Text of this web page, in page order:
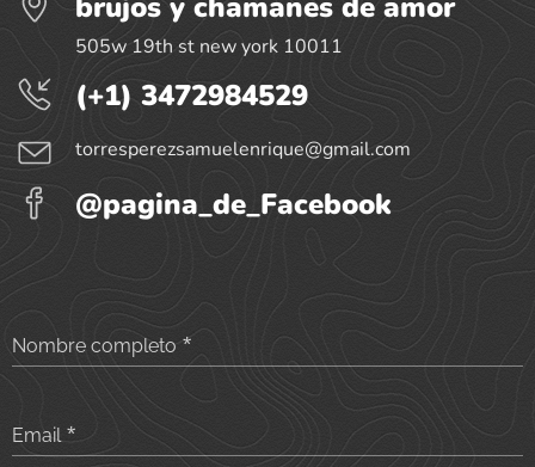
505w 19th st new york 10011
(+1) 3472984529
torresperezsamuelenrique@gmail.com
@pagina_de_Facebook
Nombre completo
Email